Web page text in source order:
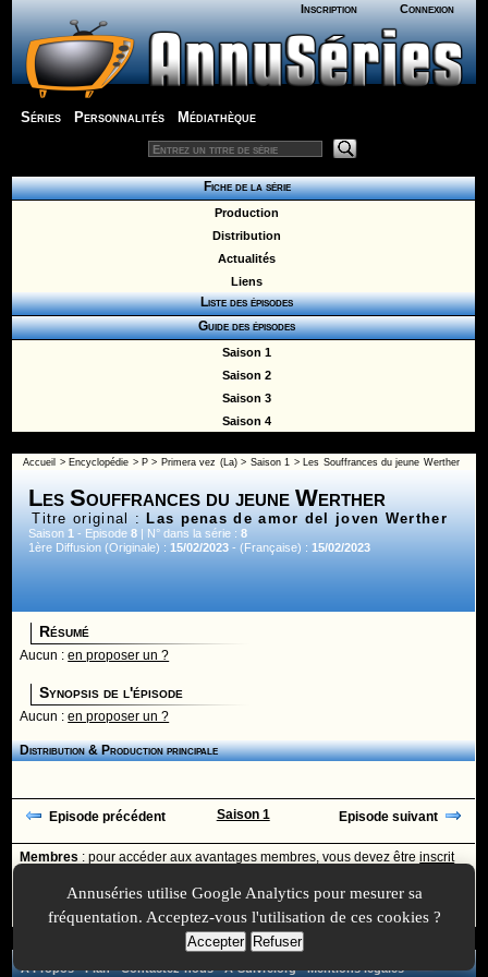
Inscription Connexion
Séries Personnalités Médiathèque
Fiche de la série
Production
Distribution
Actualités
Liens
Liste des épisodes
Guide des épisodes
Saison 1
Saison 2
Saison 3
Saison 4
Accueil > Encyclopédie > P > Primera vez (La)> Saison 1 > Les Souffrances du jeune Werther
Les Souffrances du jeune Werther
Titre original : Las penas de amor del joven Werther
Saison1 - Episode8 | N° dans la série :8
1ère Diffusion (Originale) :15/02/2023 - (Française) :15/02/2023
Résumé
Aucun :en proposer un ?
Synopsis de l'épisode
Aucun :en proposer un ?
Distribution & Production principale
Episode précédent Saison 1 Episode suivant
Membres : pour accéder aux avantages membres, vous devez êtreinscrit
Ajoutée le :30/11/-0001 à 00:00 -Mise à jour le :30/11/-0001 à 00:00
A Propos-Plan-Contactez-nous-A-Suivre.org-Mentions légales-
Annuséries utilise Google Analytics pour mesurer sa
fréquentation. Acceptez-vous l'utilisation de ces cookies ?
Accepter Refuser